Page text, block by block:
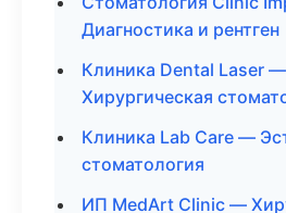
Диагностика и рентген
Клиника Dental Laser —
Хирургическая
Клиника Lab Care —
стоматология
ИП MedArt Clinic —